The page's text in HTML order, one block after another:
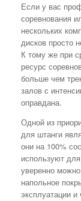
Если у вас
соревнования
нескольких
дисков просто
К тому же при
ресурс
больше чем
залов с
оправдана.
Одной из
для штанги
они на 100%
используют
уверенно
напольное
эксплуатации